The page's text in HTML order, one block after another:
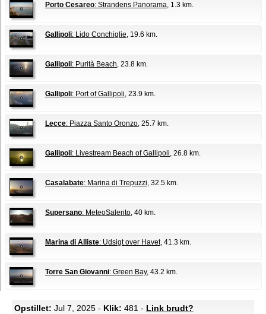
Porto Cesareo: Strandens Panorama, 1.3 km.
Gallipoli: Lido Conchiglie, 19.6 km.
Gallipoli: Purità Beach, 23.8 km.
Gallipoli: Port of Gallipoli, 23.9 km.
Lecce: Piazza Santo Oronzo, 25.7 km.
Gallipoli: Livestream Beach of Gallipoli, 26.8 km.
Casalabate: Marina di Trepuzzi, 32.5 km.
Supersano: MeteoSalento, 40 km.
Marina di Alliste: Udsigt over Havet, 41.3 km.
Torre San Giovanni: Green Bay, 43.2 km.
Opstillet: Jul 7, 2025 - Klik: 481 - Link brudt?